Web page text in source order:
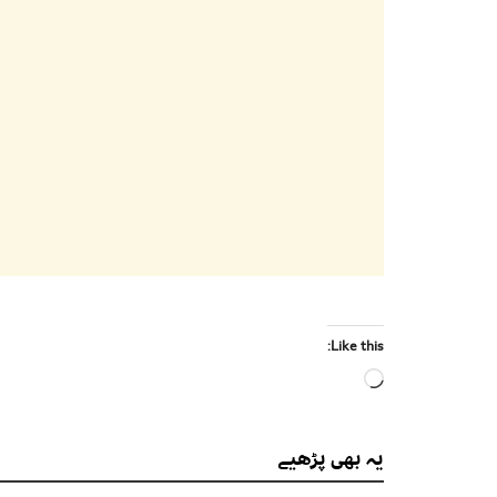
Like this:
Loading…
یہ بھیپڑھیے